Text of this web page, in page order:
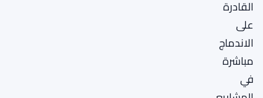
القادرة
على
الاندماج
مباشرة
في